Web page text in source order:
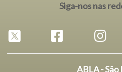
Siga-nos nas
ABLA - São